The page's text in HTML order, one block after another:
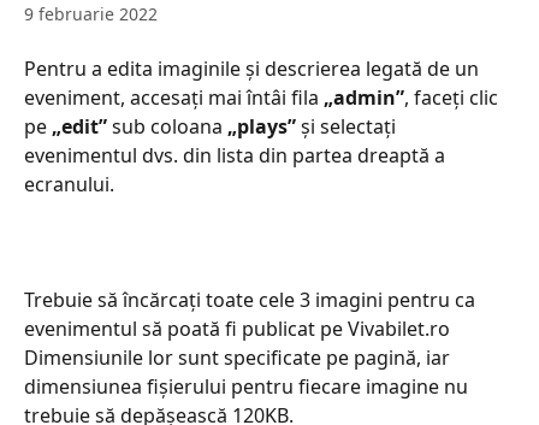
9 februarie 2022
Pentru a edita imaginile și descrierea legată de un
eveniment, accesați mai întâi fila „admin”, faceți clic
pe „edit” sub coloana „plays” și selectați
evenimentul dvs. din lista din partea dreaptă a
ecranului.
Trebuie să încărcați toate cele 3 imagini pentru ca
evenimentul să poată fi publicat pe Vivabilet.ro
Dimensiunile lor sunt specificate pe pagină, iar
dimensiunea fișierului pentru fiecare imagine nu
trebuie să depășească 120ΚΒ.